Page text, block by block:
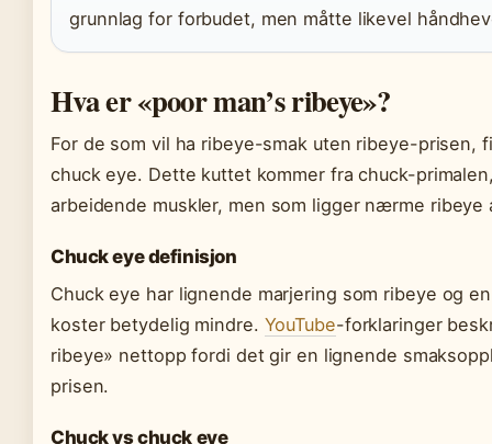
grunnlag for forbudet, men måtte likevel
Hva er «poor man’s ribeye»?
For de som vil ha ribeye-smak uten ribeye-prisen,
chuck eye. Dette kuttet kommer fra chuck-
arbeidende muskler, men som ligger nærme ribeye
Chuck eye definisjon
Chuck eye har lignende marjering som ribeye og
koster betydelig mindre. YouTube-forklaringer
ribeye» nettopp fordi det gir en lignende
prisen.
Chuck vs chuck eye